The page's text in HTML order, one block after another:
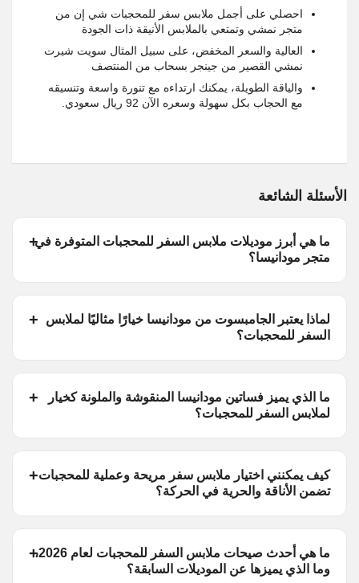
احصلي على أجمل ملابس سفر للمحجبات شي إن من
متجر نمشي وتمتعي بالملابس الأنيقة ذات الجودة
العالية والسعر المخفض، على سبيل المثال سويت شيرت
نمشي القصير من جينجر بسحاب من المنتصف
والياقة الطويلة، يمكنك ارتداءه مع تنورة واسعة وتنسيقه
مع الحجاب بكل سهولة وسعره الآن 92 ريال سعودي.
الأسئلة الشائعة
ما هي أبرز موديلات ملابس السفر للمحجبات المتوفرة في
متجر مودانيسا؟
لماذا يعتبر الجامبسوت من مودانيسا خيارًا مثاليًا لملابس
السفر للمحجبات؟
ما الذي يميز فساتين مودانيسا المنقوشة والملونة كخيار
لملابس السفر للمحجبات؟
كيف يمكنني اختيار ملابس سفر مريحة وعملية للمحجبات
تضمن الأناقة والحرية في الحركة؟
ما هي أحدث صيحات ملابس السفر للمحجبات لعام 2026،
وما الذي يميزها عن الموديلات السابقة؟